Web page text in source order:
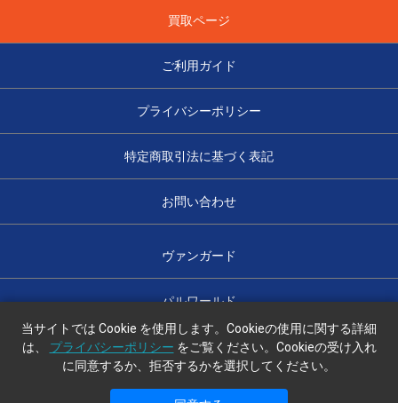
買取ページ
ご利用ガイド
プライバシーポリシー
特定商取引法に基づく表記
お問い合わせ
ヴァンガード
パルワールド
当サイトでは Cookie を使用します。Cookieの使用に関する詳細
は、 プライバシーポリシー をご覧ください。Cookieの受け入れ
に同意するか、拒否するかを選択してください。